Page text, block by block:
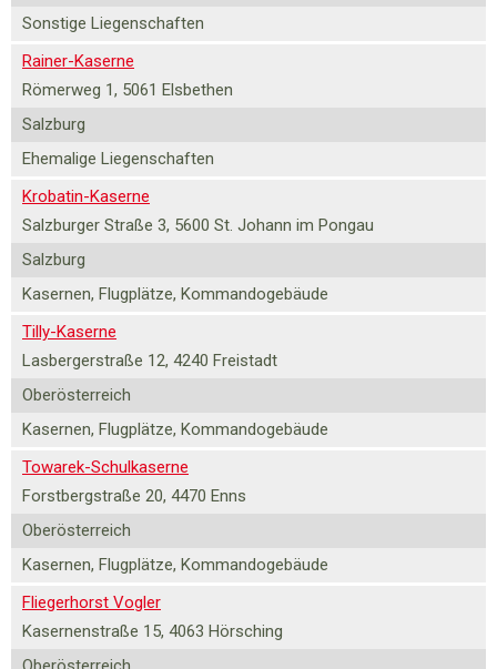
Sonstige Liegenschaften
Rainer-Kaserne
Römerweg 1, 5061 Elsbethen
Salzburg
Ehemalige Liegenschaften
Krobatin-Kaserne
Salzburger Straße 3, 5600 St. Johann im Pongau
Salzburg
Kasernen, Flugplätze, Kommandogebäude
Tilly-Kaserne
Lasbergerstraße 12, 4240 Freistadt
Oberösterreich
Kasernen, Flugplätze, Kommandogebäude
Towarek-Schulkaserne
Forstbergstraße 20, 4470 Enns
Oberösterreich
Kasernen, Flugplätze, Kommandogebäude
Fliegerhorst Vogler
Kasernenstraße 15, 4063 Hörsching